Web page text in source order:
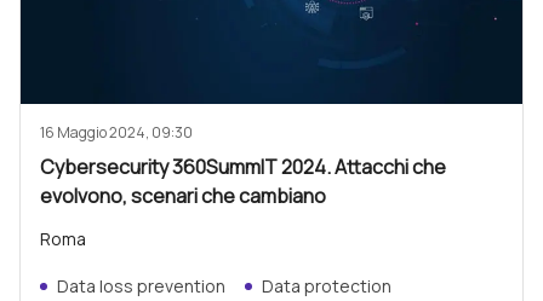
16 Maggio 2024, 09:30
Cybersecurity 360SummIT 2024. Attacchi che
evolvono, scenari che cambiano
Roma
Data loss prevention
Data protection